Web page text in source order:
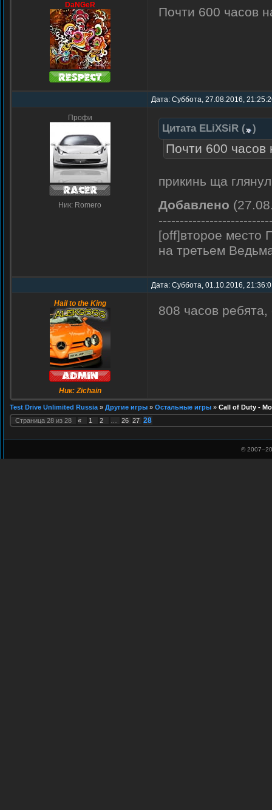
DaNGeR Почти 600 часов
Дата: Суббота, 27.08.2016,
Профи
Ник: Romero
Цитата ELiXSiR ( )
Почти 600 часов
прикинь ща
Добавлено
[off]второе место
на третьем
Дата: Суббота, 01.10.2016,
Hail to the King
Ник: Zichain
808 часов
Test Drive Unlimited Russia » Другие игры » Остальные игры » Call of Duty -
Страница 28 из 28 « 1 2 26 27 28
© 2007–